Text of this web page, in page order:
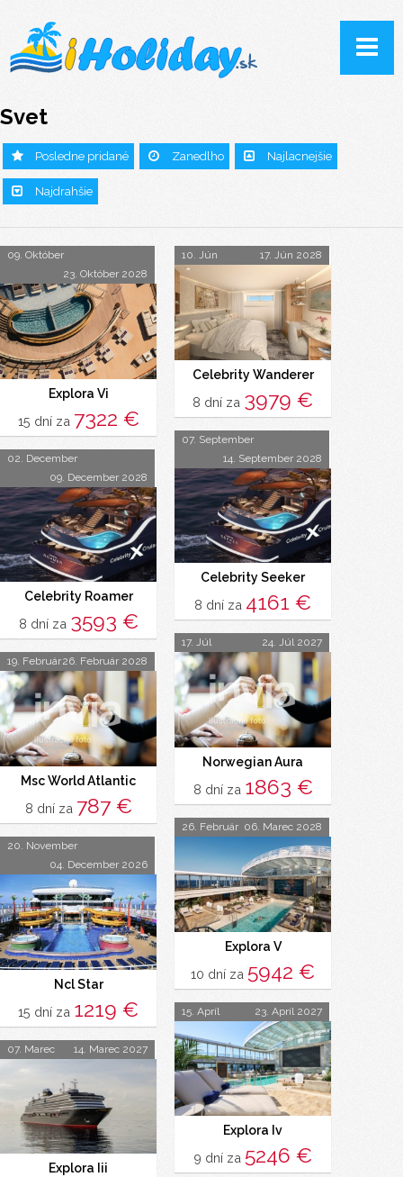
Svet
Posledne pridané Zanedlho Najlacnejšie
Najdrahšie
09. Október
23. Október 2028
Explora Vi
15 dní za 7322 €
10. Jún 17. Jún 2028
Celebrity Wanderer
8 dní za 3979 €
07. September
14. September 2028
Celebrity Seeker
8 dní za 4161 €
02. December
09. December 2028
Celebrity Roamer
8 dní za 3593 €
17. Júl 24. Júl 2027
Norwegian Aura
8 dní za 1863 €
19. Február26. Február 2028
Msc World Atlantic
8 dní za 787 €
26. Február 06. Marec 2028
Explora V
10 dní za 5942 €
20. November
04. December 2026
Ncl Star
15 dní za 1219 € 15. Apríl 23. Apríl 2027
Explora Iv
9 dní za 5246 €
07. Marec 14. Marec 2027
Explora Iii